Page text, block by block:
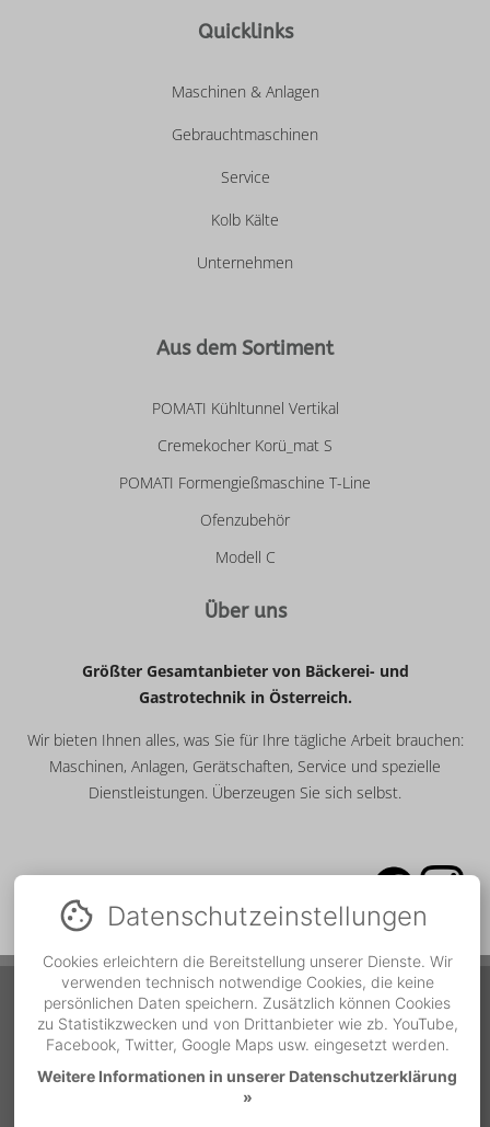
Quicklinks
Maschinen & Anlagen
Gebrauchtmaschinen
Service
Kolb Kälte
Unternehmen
Aus dem Sortiment
POMATI Kühltunnel Vertikal
Cremekocher Korü_mat S
POMATI Formengießmaschine T-Line
Ofenzubehör
Modell C
Über uns
Größter Gesamtanbieter von Bäckerei- und
Gastrotechnik in Österreich.
Wir bieten Ihnen alles, was Sie für Ihre tägliche Arbeit brauchen:
Maschinen, Anlagen, Gerätschaften, Service und spezielle
Dienstleistungen. Überzeugen Sie sich selbst.
Service Hotline
Während der Bürozeiten Telefonnummer
MO - DO | 07:00 bis 12:00
Datenschutz­einstellungen
Cookies erleichtern die Bereitstellung unserer Dienste. Wir
verwenden technisch notwendige Cookies, die keine
persönlichen Daten speichern. Zusätzlich können Cookies
zu Statistikzwecken und von Drittanbieter wie zb. YouTube,
Facebook, Twitter, Google Maps usw. eingesetzt werden.
Weitere Informationen in unserer Datenschutzerklärung
»